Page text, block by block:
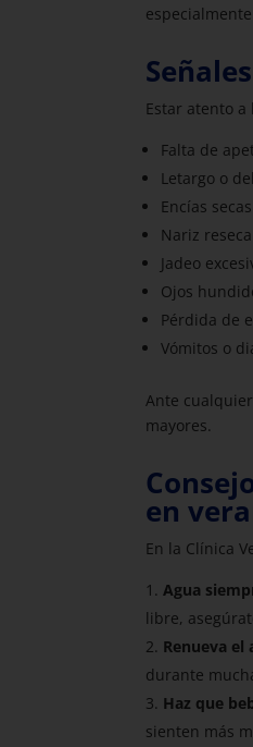
Estar atento
Falta de
Letargo o
Encías
Nariz reseca
Jadeo
Ojos
Pérdida de
Vómitos o
Ante
mayores.
en
En la Clínica
Agua
libre,
Renueva el
durante
Haz que
sienten más